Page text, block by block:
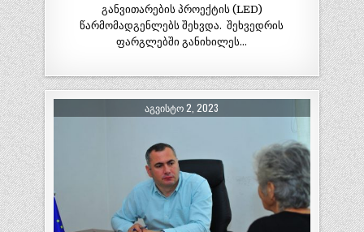
განვითარების პროექტის (LED)
წარმომადგენლებს შეხვდა. შეხვედრის
ფარგლებში განიხილეს…
ᲐᲒᲕᲘᲡᲢᲝ 2, 2023